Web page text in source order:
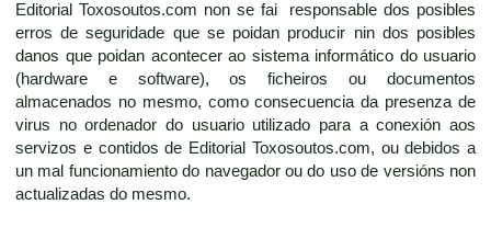
Editorial Toxosoutos.com non se fai responsable dos posibles
erros de seguridade que se poidan producir nin dos posibles
danos que poidan acontecer ao sistema informático do usuario
(hardware e software), os ficheiros ou documentos
almacenados no mesmo, como consecuencia da presenza de
virus no ordenador do usuario utilizado para a conexión aos
servizos e contidos de Editorial Toxosoutos.com, ou debidos a
un mal funcionamiento do navegador ou do uso de versións non
actualizadas do mesmo.